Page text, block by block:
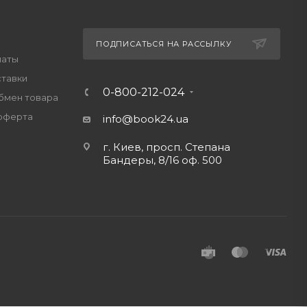
товара
ПОДПИСАТЬСЯ НА РАССЫЛКУ
0-800-212-024
info@book24.ua
г. Киев, просп. Степана
Бандеры, 8/16 оф. 500